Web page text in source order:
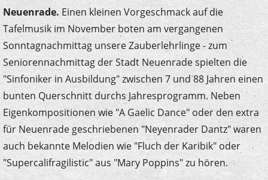
Neuenrade. Einen kleinen Vorgeschmack auf die
Tafelmusik im November boten am vergangenen
Sonntagnachmittag unsere Zauberlehrlinge - zum
Seniorennachmittag der Stadt Neuenrade spielten die
"Sinfoniker in Ausbildung" zwischen 7 und 88 Jahren einen
bunten Querschnitt durchs Jahresprogramm. Neben
Eigenkompositionen wie "A Gaelic Dance" oder den extra
für Neuenrade geschriebenen "Neyenrader Dantz" waren
auch bekannte Melodien wie "Fluch der Karibik" oder
"Supercalifragilistic" aus "Mary Poppins" zu hören.